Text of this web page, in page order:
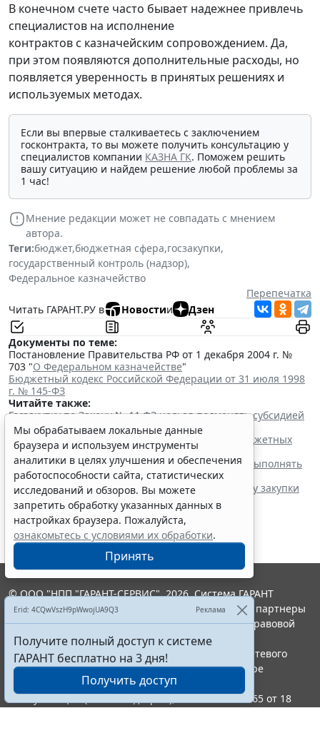
В конечном счете часто бывает надежнее привлечь
специалистов на исполнение
контрактов с казначейским сопровождением. Да,
при этом появляются дополнительные расходы, но
появляется уверенность в принятых решениях и
используемых методах.
Если вы впервые сталкиваетесь с заключением
госконтракта, то вы можете получить консультацию у
специалистов компании КАЗНА ГК. Поможем решить
вашу ситуацию и найдем решение любой проблемы за
1 час!
Мнение редакции может не совпадать с мнением
автора.
Теги:бюджет,бюджетная сфера,госзакупки,
государственный контроль (надзор),
Федеральное казначейство
Перепечатка
Читать ГАРАНТ.РУ в
Новостии Дзен
Документы по теме:
Постановление Правительства РФ от 1 декабря 2004 г. №
703 "О Федеральном казначействе"
Бюджетный кодекс Российской Федерации от 31 июля 1998
г. № 145-ФЗ
Читайте также:
Госзакупку по Закону № 44-ФЗ нельзя подменять субсидией
на иные цели
Истекает срок принятия федеральными ПБС бюджетных
обязательств по закупкам
Не относящиеся к заказчикам лица не обязаны выполнять
объем закупок у СМП и СОНО
Минпромторг России предложил увеличить квоту закупки
российских принтеров и МФУ
Мы обрабатываем локальные данные
браузера и используем инструменты
аналитики в целях улучшения и обеспечения
работоспособности сайта, статистических
исследований и обзоров. Вы можете
запретить обработку указанных данных в
настройках браузера. Пожалуйста,
ознакомьтесь с условиями их обработки.
Принять
Erid: 4CQwVszH9pWwojUA9Q3 Реклама
Получите полный доступ к системе
ГАРАНТ бесплатно на 3 дня!
Получить доступ
© ООО "НПП "ГАРАНТ-СЕРВИС", 2026. Система ГАРАНТ
выпускается с 1990 года. Компания "Гарант" и ее партнеры
являются участниками Российской ассоциации правовой
информации ГАРАНТ.
Портал ГАРАНТ.РУ зарегистрирован в качестве сетевого
издания Федеральной службой по надзору в сфере
связи,информационных технологий и массовых
коммуникаций (Роскомнадзором), Эл № ФС77-58365 от 18